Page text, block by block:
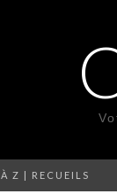
Z | RECUEILS